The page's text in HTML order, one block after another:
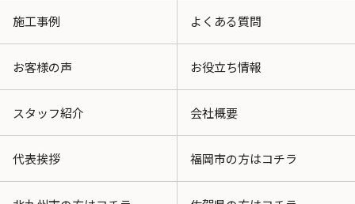
施工事例 よくある質問
お客様の声 お役立ち情報
スタッフ紹介 会社概要
代表挨拶 福岡市の方はコチラ